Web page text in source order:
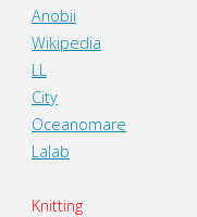
Anobii
Wikipedia
LL
City
Oceanomare
Lalab
Knitting